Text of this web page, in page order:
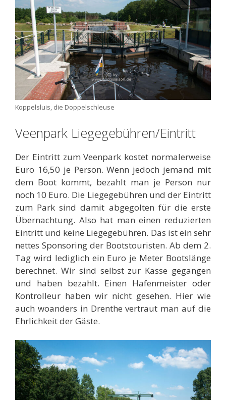
Koppelsluis, die Doppelschleuse
Veenpark Liegegebühren/Eintritt
Der Eintritt zum Veenpark kostet normalerweise
Euro 16,50 je Person. Wenn jedoch jemand mit
dem Boot kommt, bezahlt man je Person nur
noch 10 Euro. Die Liegegebühren und der Eintritt
zum Park sind damit abgegolten für die erste
Übernachtung. Also hat man einen reduzierten
Eintritt und keine Liegegebühren. Das ist ein sehr
nettes Sponsoring der Bootstouristen. Ab dem 2.
Tag wird lediglich ein Euro je Meter Bootslänge
berechnet. Wir sind selbst zur Kasse gegangen
und haben bezahlt. Einen Hafenmeister oder
Kontrolleur haben wir nicht gesehen. Hier wie
auch woanders in Drenthe vertraut man auf die
Ehrlichkeit der Gäste.